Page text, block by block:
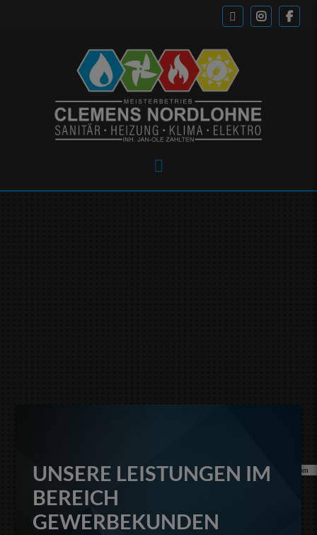
©cybercomputers.de - stock.adobe.com
UNSERE LEISTUNGEN IM
BEREICH
GEWERBEKUNDEN